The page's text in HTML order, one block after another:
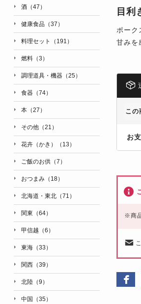
目利
ポーク
甘みを
この
お
※商
酒（47）
健康食品（37）
料理セット（191）
燃料（3）
調理道具・機器（25）
食器（74）
本（27）
その他（21）
花卉（かき）（13）
ご飯のお供（7）
おつまみ（18）
北海道・東北（71）
関東（64）
甲信越（6）
東海（33）
関西（39）
北陸（9）
中国（35）